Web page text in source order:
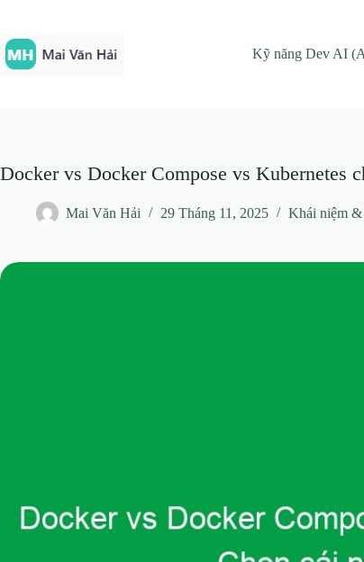
phần
nội
dung
Kỹ năng Dev AI
Docker vs Docker Compose vs Kubernetes
Mai Văn Hải 29 Tháng 11, 2025 Khái niệm &